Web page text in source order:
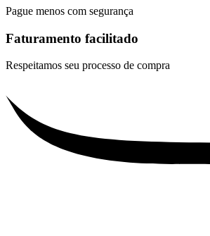
Pague menos com segurança
Faturamento facilitado
Respeitamos seu processo de compra